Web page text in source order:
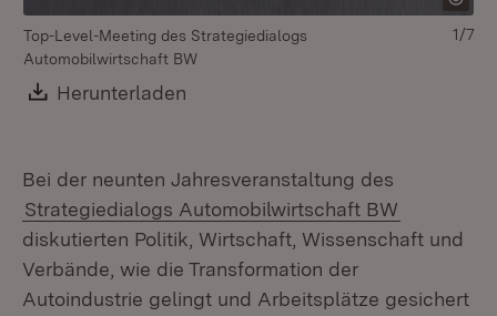
Top-Level-Meeting des Strategiedialogs
Automobilwirtschaft BW
Download:
Herunterladen
1/7
Bei der neunten Jahresveranstaltung des
Strategiedialogs Automobilwirtschaft BW
diskutierten Politik, Wirtschaft, Wissenschaft und
Verbände, wie die Transformation der
Autoindustrie gelingt und Arbeitsplätze gesichert